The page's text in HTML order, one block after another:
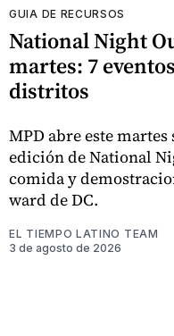
GUIA DE RECURSOS
National Night
martes: 7
distritos
MPD abre este
edición de National
comida y
ward de DC.
EL TIEMPO LATINO TEAM
3 de agosto de 2026